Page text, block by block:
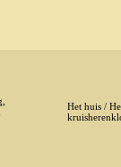
Het huis /